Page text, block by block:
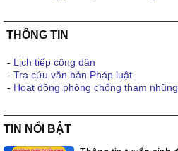
THÔNG TIN
- Lịch tiếp công dân
- Tra cứu văn bản Pháp luật
- Hoạt động phòng chống tham nhũng.
TIN NỔI BẬT